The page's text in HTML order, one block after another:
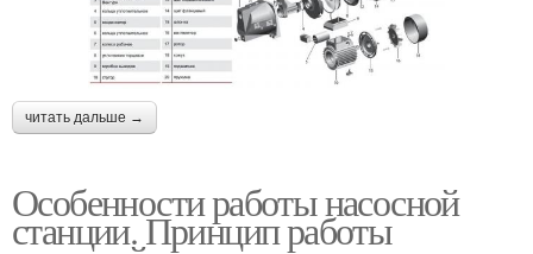
читать дальше →
Особенности работы насосной
станции. Принцип работы